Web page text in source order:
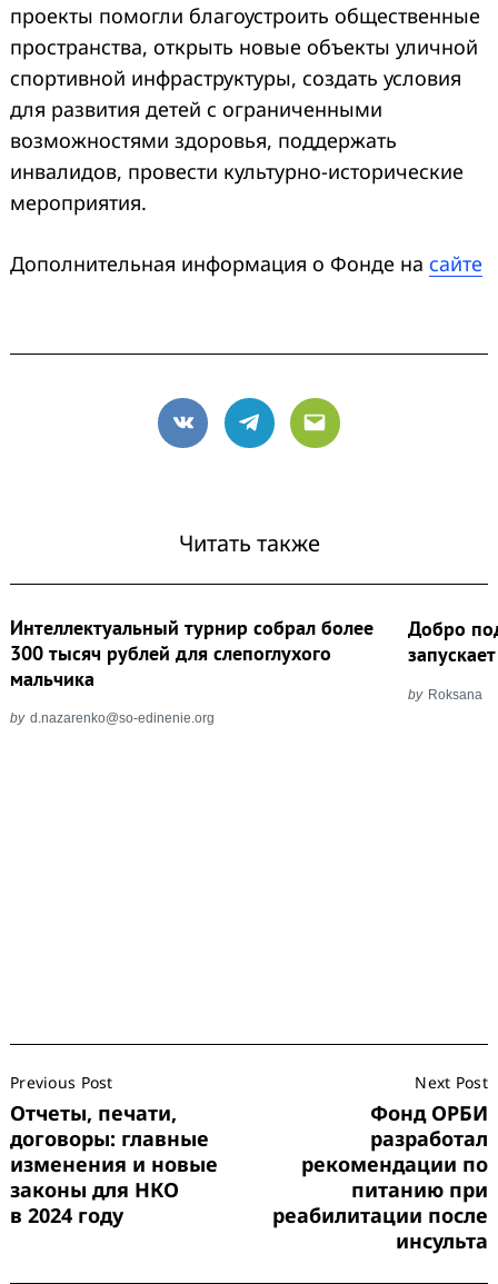
проекты помогли благоустроить общественные
пространства, открыть новые объекты уличной
спортивной инфраструктуры, создать условия
для развития детей с ограниченными
возможностями здоровья, поддержать
инвалидов, провести культурно-исторические
мероприятия.
Дополнительная информация о Фонде на сайте
VK Telegram
Email
Читать также
Интеллектуальный турнир собрал более
300 тысяч рублей для слепоглухого
мальчика
by d.nazarenko@so-edinenie.org
Добро
by Roksana
Navigation
Previous Post
Отчеты, печати,
договоры: главные
изменения и новые
законы для НКО
в 2024 году
Next Post
Фонд ОРБИ
разработал
рекомендации по
питанию при
реабилитации после
инсульта